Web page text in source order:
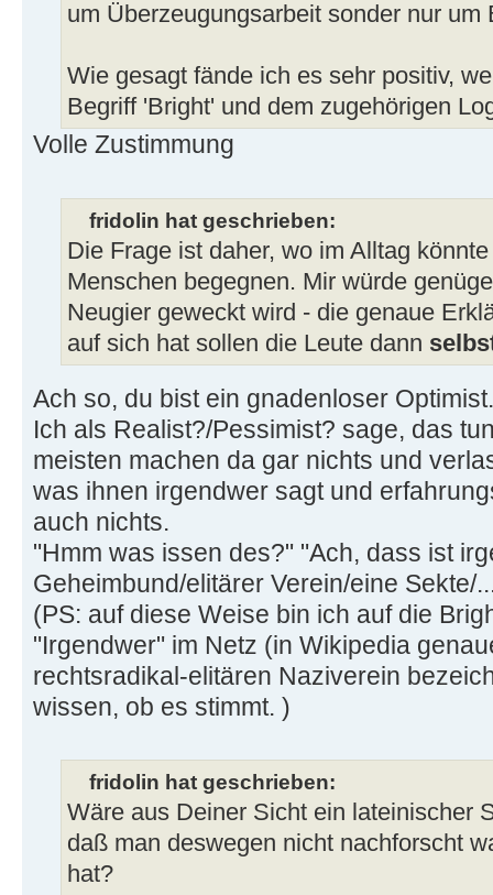
um Überzeugungsarbeit sonder nur um
Wie gesagt fände ich es sehr positiv,
Begriff 'Bright' und dem zugehörigen
Volle Zustimmung
fridolin hat geschrieben:
Die Frage ist daher, wo im Alltag
Menschen begegnen. Mir würde
Neugier geweckt wird - die genaue
auf sich hat sollen die Leute dann
Ach so, du bist ein gnadenloser
Ich als Realist?/Pessimist? sage, das
meisten machen da gar nichts und
was ihnen irgendwer sagt und
auch nichts.
"Hmm was issen des?" "Ach, dass ist
Geheimbund/elitärer Verein/eine Sekte/
(PS: auf diese Weise bin ich auf die
"Irgendwer" im Netz (in Wikipedia
rechtsradikal-elitären Naziverein
wissen, ob es stimmt. )
fridolin hat geschrieben:
Wäre aus Deiner Sicht ein lateinischer
daß man deswegen nicht nachforscht
hat?